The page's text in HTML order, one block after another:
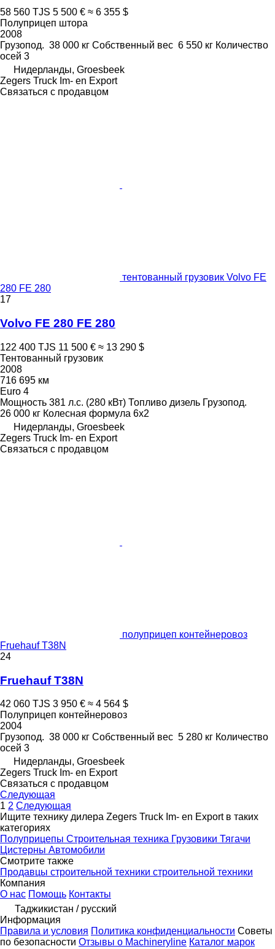
58 560 TJS 5 500 € ≈ 6 355 $
Полуприцеп штора
2008
Грузопод. 38 000 кг Собственный вес 6 550 кг Количество
осей 3
Нидерланды, Groesbeek
Zegers Truck Im- en Export
Связаться с продавцом
тентованный грузовик Volvo FE
280 FE 280
17
Volvo FE 280 FE 280
122 400 TJS 11 500 € ≈ 13 290 $
Тентованный грузовик
2008
716 695 км
Euro 4
Мощность 381 л.с. (280 кВт) Топливо дизель Грузопод.
26 000 кг Колесная формула 6x2
Нидерланды, Groesbeek
Zegers Truck Im- en Export
Связаться с продавцом
полуприцеп контейнеровоз
Fruehauf T38N
24
Fruehauf T38N
42 060 TJS 3 950 € ≈ 4 564 $
Полуприцеп контейнеровоз
2004
Грузопод. 38 000 кг Собственный вес 5 280 кг Количество
осей 3
Нидерланды, Groesbeek
Zegers Truck Im- en Export
Связаться с продавцом
Следующая
1 2 Следующая
Ищите технику дилера Zegers Truck Im- en Export в таких
категориях
Полуприцепы Строительная техника Грузовики Тягачи
Цистерны Автомобили
Смотрите также
Продавцы строительной техники строительной техники
Компания
О нас Помощь Контакты
Таджикистан / русский
Информация
Правила и условия Политика конфиденциальности Советы
по безопасности Отзывы о Machineryline Каталог марок